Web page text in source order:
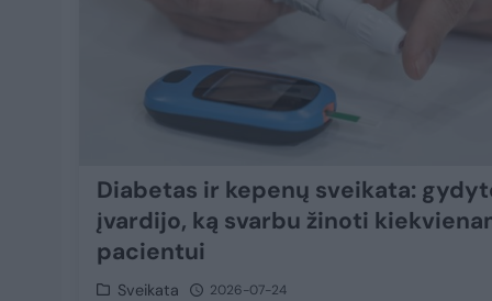
Diabetas ir kepenų sveikata:
įvardijo, ką svarbu žinoti
pacientui
Sveikata 2026-07-24